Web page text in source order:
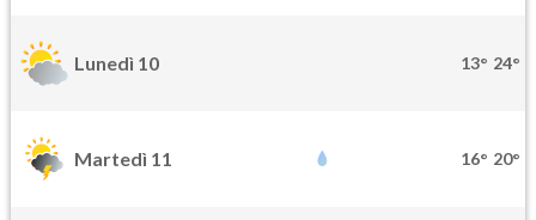
Lunedì 10 13° 24°
Martedì 11 16° 20°